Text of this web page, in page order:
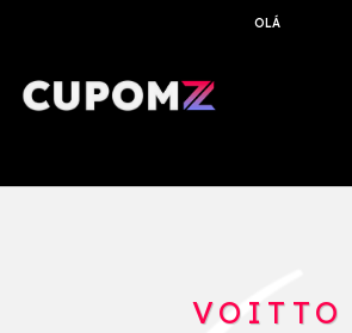
OLÁ
VOITTO